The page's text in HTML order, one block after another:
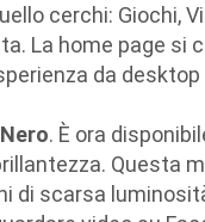
cerchi: Giochi,
La home page si
da
. È ora
Questa
di scarsa